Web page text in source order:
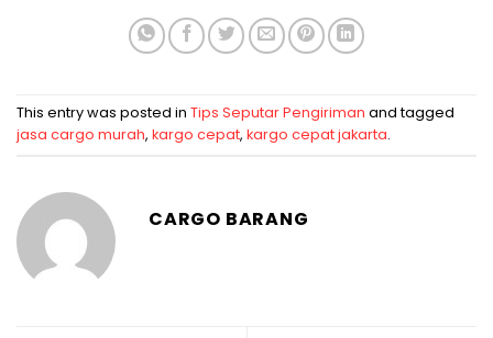
This entry was posted in Tips Seputar Pengiriman and tagged
jasa cargo murah, kargo cepat, kargo cepat jakarta.
CARGO BARANG